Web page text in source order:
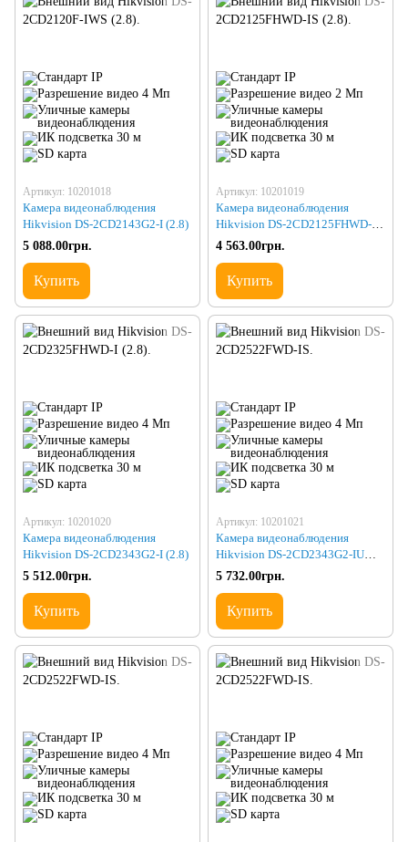
Артикул: 10201018
Камера видеонаблюдения
Hikvision DS-2CD2143G2-I (2.8)
5 088.00грн.
Купить
Артикул: 10201019
Камера видеонаблюдения
Hikvision DS-2CD2125FHWD-IS
(2.8)
4 563.00грн.
Купить
Артикул: 10201020
Камера видеонаблюдения
Hikvision DS-2CD2343G2-I (2.8)
5 512.00грн.
Купить
Артикул: 10201021
Камера видеонаблюдения
Hikvision DS-2CD2343G2-IU
(2.8)
5 732.00грн.
Купить